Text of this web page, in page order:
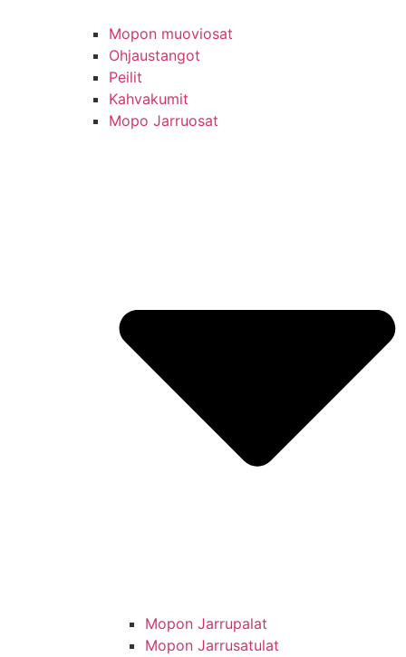
Mopon muoviosat
Ohjaustangot
Peilit
Kahvakumit
Mopo Jarruosat
Mopon Jarrupalat
Mopon Jarrusatulat